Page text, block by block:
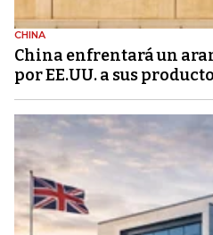
CHINA
China enfrentará un
por EE.UU. a sus